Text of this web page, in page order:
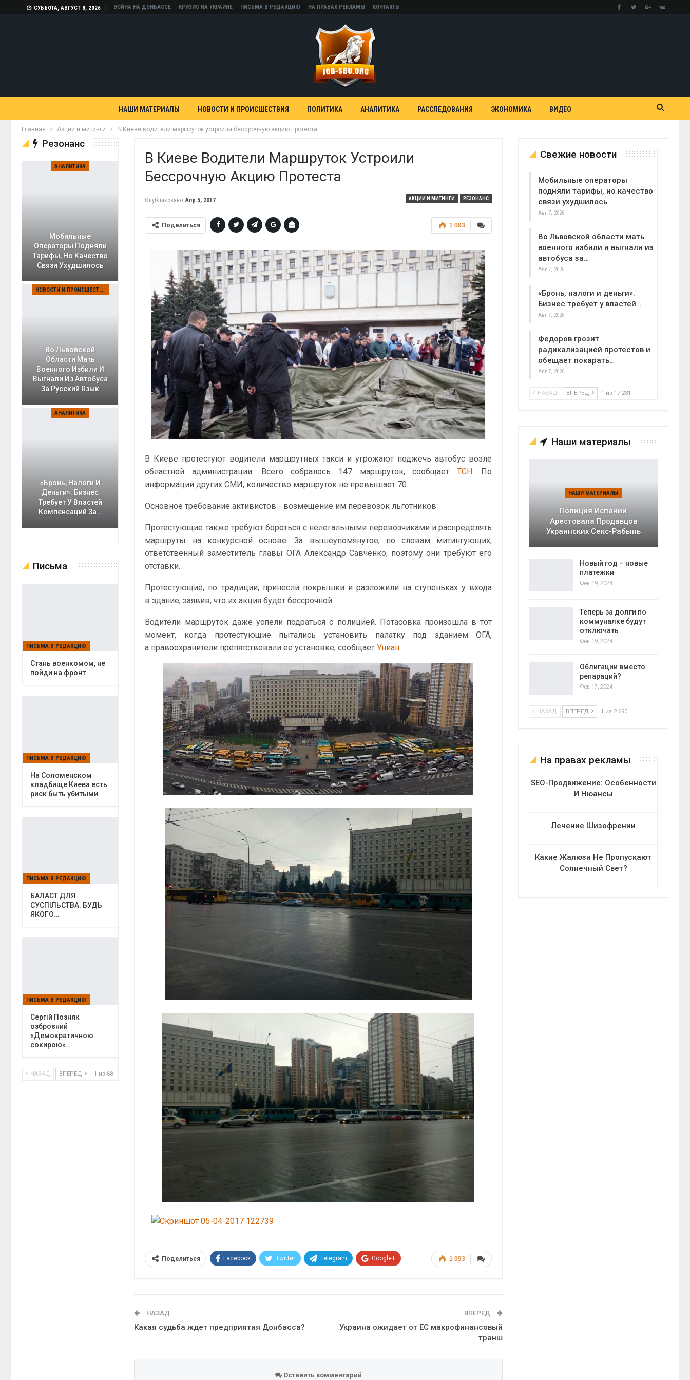
СУББОТА, АВГУСТ 8, 2026 ВОЙНА НА ДОНБАССЕ КРИЗИС НА УКРАИНЕ ПИСЬМА В РЕДАКЦИЮ НА ПРАВАХ РЕКЛАМЫ КОНТАКТЫ
НАШИ МАТЕРИАЛЫ НОВОСТИ И ПРОИСШЕСТВИЯ ПОЛИТИКА АНАЛИТИКА РАССЛЕДОВАНИЯ ЭКОНОМИКА ВИДЕО
Главная Акции и митинги В Киеве водители маршруток устроили бессрочную акцию протеста
В Киеве Водители Маршруток Устроили
Бессрочную Акцию Протеста
АКЦИИ И МИТИНГИ РЕЗОНАНС
Опубликовано Апр 5, 2017
1 093
Поделиться
В Киеве протестуют водители маршрутных такси и угрожают поджечь автобус возле
областной администрации. Всего собралось 147 маршруток, сообщает ТСН. По
информации других СМИ, количество маршруток не превышает 70.
Основное требование активистов - возмещение им перевозок льготников
Протестующие также требуют бороться с нелегальными перевозчиками и распределять
маршруты на конкурсной основе. За вышеупомянутое, по словам митингующих,
ответственный заместитель главы ОГА Александр Савченко, поэтому они требуют его
отставки.
Протестующие, по традиции, принесли покрышки и разложили на ступеньках у входа
в здание, заявив, что их акция будет бессрочной.
Водители маршруток даже успели подраться с полицией. Потасовка произошла в тот
момент, когда протестующие пытались установить палатку под зданием ОГА,
а правоохранители препятствовали ее установке, сообщаетУниан.
1 093
Поделиться Facebook Twitter Telegram Google+
НАЗАД
Какая судьба ждет предприятия Донбасса?
ВПЕРЕД
Украина ожидает от ЕС макрофинансовый
транш
Оставить комментарий
Свежие новости
Мобильные операторы
подняли тарифы, но качество
связи ухудшилось
Авг 7, 2026
Во Львовской области мать
военного избили и выгнали из
автобуса за…
Авг 7, 2026
«Бронь, налоги и деньги».
Бизнес требует у властей…
Авг 7, 2026
Федоров грозит
радикализацией протестов и
обещает покарать…
Авг 7, 2026
НАЗАД ВПЕРЕД 1 из 17 231
Наши материалы
НАШИ МАТЕРИАЛЫ
Полиция Испании
Арестовала Продавцов
Украинских Секс-Рабынь
Новый год – новые
платежки
Фев 19, 2024
Теперь за долги по
коммуналке будут
отключать
Фев 19, 2024
Облигации вместо
репараций?
Фев 17, 2024
НАЗАД ВПЕРЕД 1 из 2 690
На правах рекламы
SEO-Продвижение: Особенности
И Нюансы
Лечение Шизофрении
Какие Жалюзи Не Пропускают
Солнечный Свет?
Резонанс
АНАЛИТИКА
Мобильные
Операторы Подняли
Тарифы, Но Качество
Связи Ухудшилось
НОВОСТИ И ПРОИСШЕСТВИЯ
Во Львовской
Области Мать
Военного Избили И
Выгнали Из Автобуса
За Русский Язык
АНАЛИТИКА
«Бронь, Налоги И
Деньги». Бизнес
Требует У Властей
Компенсаций За…
Письма
ПИСЬМА В РЕДАКЦИЮ
Cтань военкомом, не
пойди на фронт
ПИСЬМА В РЕДАКЦИЮ
На Соломенском
кладбище Киева есть
риск быть убитыми
ПИСЬМА В РЕДАКЦИЮ
БАЛАСТ ДЛЯ
СУСПІЛЬСТВА. БУДЬ
ЯКОГО…
ПИСЬМА В РЕДАКЦИЮ
Сергій Позняк
озброєний
«Демократичною
сокирою»…
НАЗАД ВПЕРЕД 1 из 68